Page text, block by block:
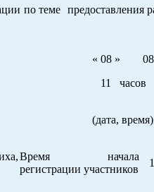
теме предоставления
« 08 »
11
(дата, время)
Время начала
регистрации участников